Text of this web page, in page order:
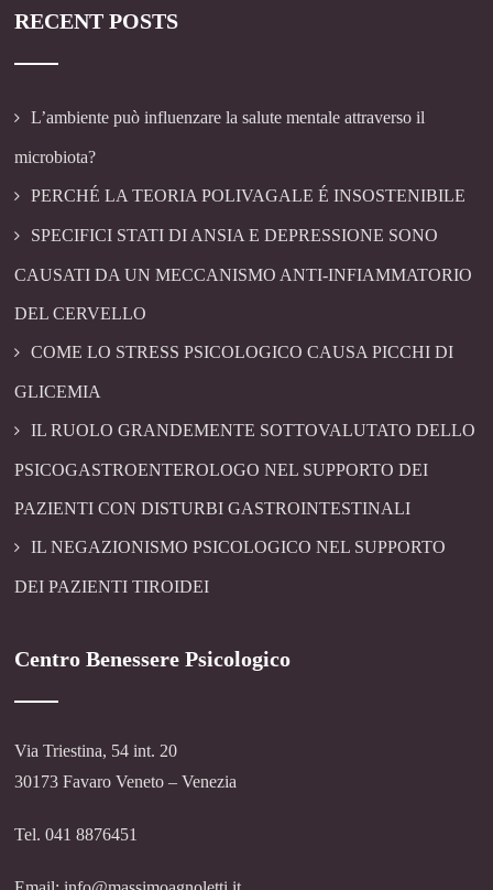
RECENT POSTS
L’ambiente può influenzare la salute mentale attraverso il
microbiota?
PERCHÉ LA TEORIA POLIVAGALE É INSOSTENIBILE
SPECIFICI STATI DI ANSIA E DEPRESSIONE SONO
CAUSATI DA UN MECCANISMO ANTI-INFIAMMATORIO
DEL CERVELLO
COME LO STRESS PSICOLOGICO CAUSA PICCHI DI
GLICEMIA
IL RUOLO GRANDEMENTE SOTTOVALUTATO DELLO
PSICOGASTROENTEROLOGO NEL SUPPORTO DEI
PAZIENTI CON DISTURBI GASTROINTESTINALI
IL NEGAZIONISMO PSICOLOGICO NEL SUPPORTO
DEI PAZIENTI TIROIDEI
Centro Benessere Psicologico
Via Triestina, 54 int. 20
30173 Favaro Veneto – Venezia
Tel. 041 8876451